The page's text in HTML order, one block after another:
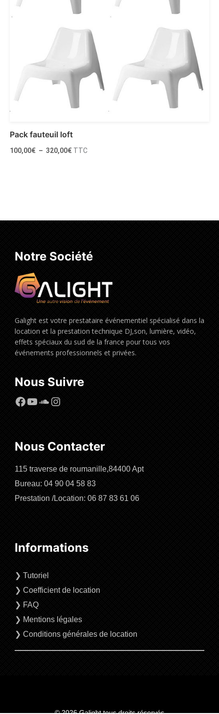
Pack fauteuil loft
100,00€ – 320,00€Plage
TTC
Notre Société
Galight est votre prestataire événementiel spécialisé dans la
location et la prestation technique DJ,son, lumière, vidéo,
effets spéciaux du sud de la france pour tous vos
événements professionnels et privées.
Nous Suivre
Facebook
YouTube
SoundCloud
Instagram
Nous Contacter
115 traverse de roumanille,84400 Apt
Bureau: 04 90 04 58 83
Prestation /Location: 06 87 83 61 06
Informations
❯ Tutoriel
❯ Coefficient de location
❯ FAQ
❯ Mentions légales
❯ Conditions générales de location